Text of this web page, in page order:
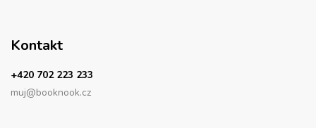
Kontakt
+420 702 223 233
muj@booknook.cz